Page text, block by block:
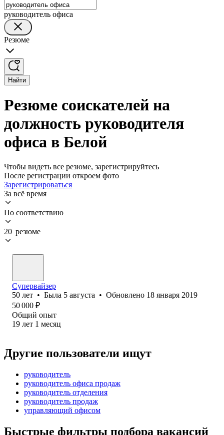
руководитель офиса
Резюме
Найти
Резюме соискателей на
должность руководителя
офиса в Белой
Чтобы видеть все резюме, зарегистрируйтесь
После регистрации откроем фото
Зарегистрироваться
За всё время
По соответствию
20 резюме
Супервайзер
50 лет • Была 5 августа • Обновлено 18 января 2019
50 000 ₽
Общий опыт
19 лет 1 месяц
Другие пользователи ищут
руководитель
руководитель офиса продаж
руководитель отделения
руководитель продаж
управляющий офисом
Быстрые фильтры подбора вакансий